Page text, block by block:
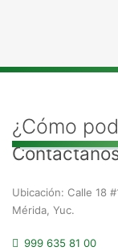
¿Cómo
Ubicación: Calle 18
Mérida, Yuc.
999 635 81 00